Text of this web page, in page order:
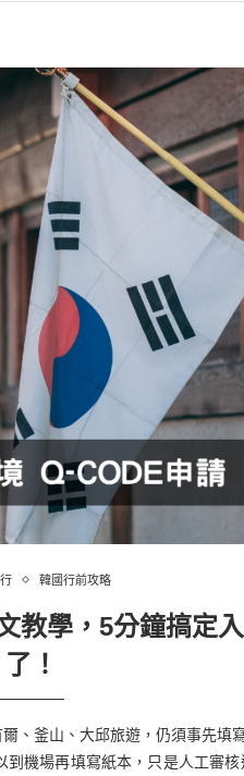
韓國行前攻略
教學，5分鐘搞定
了！
、釜山、大邱旅遊，仍須事先填
機場再填寫紙本，只是人工審